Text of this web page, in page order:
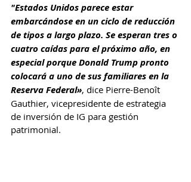
"Estados Unidos parece estar
embarcándose en un ciclo de reducción
de tipos a largo plazo. Se esperan tres o
cuatro caídas para el próximo año, en
especial porque Donald Trump pronto
colocará a uno de sus familiares en la
Reserva Federal», dice Pierre-Benoît
Gauthier, vicepresidente de estrategia
de inversión de IG para gestión
patrimonial.